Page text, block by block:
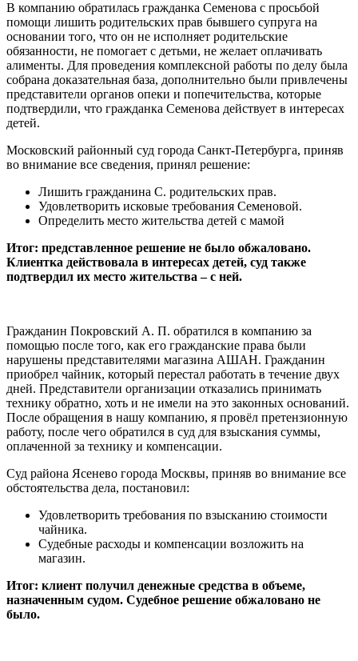
В компанию обратилась гражданка Семенова с просьбой
помощи лишить родительских прав бывшего супруга на
основании того, что он не исполняет родительские
обязанности, не помогает с детьми, не желает оплачивать
алименты. Для проведения комплексной работы по делу была
собрана доказательная база, дополнительно были привлечены
представители органов опеки и попечительства, которые
подтвердили, что гражданка Семенова действует в интересах
детей.
Московский районный суд города Санкт-Петербурга, приняв
во внимание все сведения, принял решение:
Лишить гражданина С. родительских прав.
Удовлетворить исковые требования Семеновой.
Определить место жительства детей с мамой
Итог: представленное решение не было обжаловано.
Клиентка действовала в интересах детей, суд также
подтвердил их место жительства – с ней.
Гражданин Покровский А. П. обратился в компанию за
помощью после того, как его гражданские права были
нарушены представителями магазина АШАН. Гражданин
приобрел чайник, который перестал работать в течение двух
дней. Представители организации отказались принимать
технику обратно, хоть и не имели на это законных оснований.
После обращения в нашу компанию, я провёл претензионную
работу, после чего обратился в суд для взыскания суммы,
оплаченной за технику и компенсации.
Суд района Ясенево города Москвы, приняв во внимание все
обстоятельства дела, постановил:
Удовлетворить требования по взысканию стоимости
чайника.
Судебные расходы и компенсации возложить на
магазин.
Итог: клиент получил денежные средства в объеме,
назначенным судом. Судебное решение обжаловано не
было.